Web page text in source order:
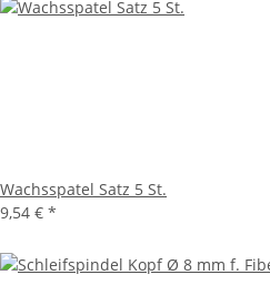
Wachsspatel Satz 5 St.
9,54 € *